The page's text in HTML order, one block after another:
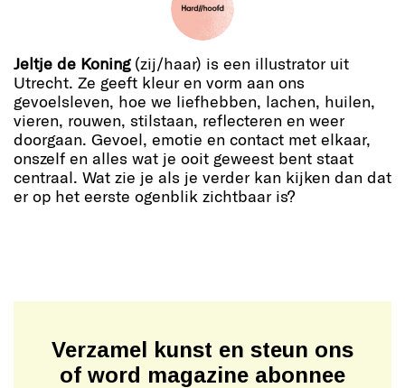
Jeltje de Koning(zij/haar) is een illustrator uit
Utrecht. Ze geeft kleur en vorm aan ons
gevoelsleven, hoe we liefhebben, lachen, huilen,
vieren, rouwen, stilstaan, reflecteren en weer
doorgaan. Gevoel, emotie en contact met elkaar,
onszelf en alles wat je ooit geweest bent staat
centraal. Wat zie je als je verder kan kijken dan dat
er op het eerste ogenblik zichtbaar is?
Verzamel kunst en steun ons
of word magazine abonnee